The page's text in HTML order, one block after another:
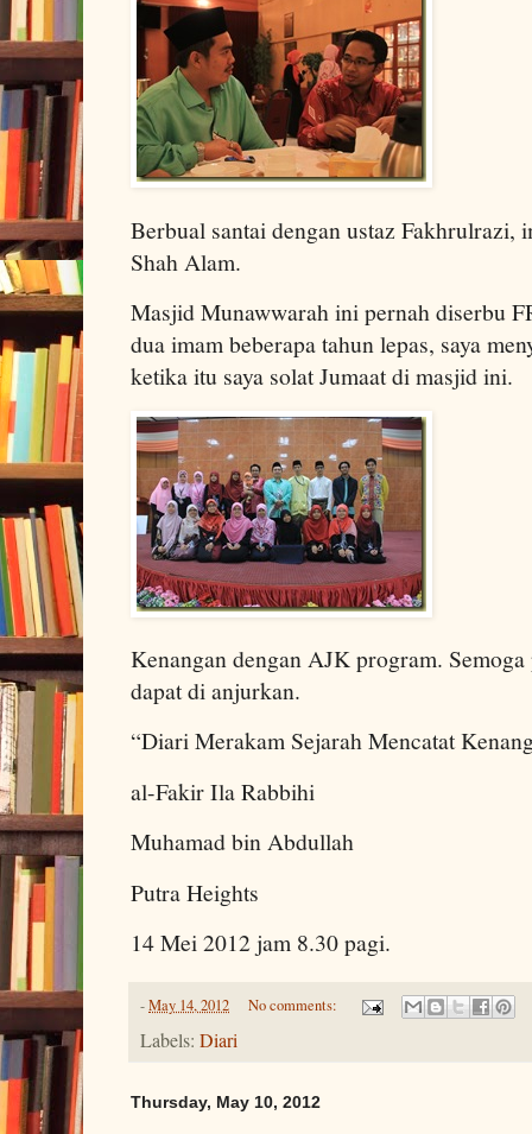
Berbual santai dengan ustaz Fakhrulrazi,
Shah Alam.
Masjid Munawwarah ini pernah diserbu
dua imam beberapa tahun lepas, saya
ketika itu saya solat Jumaat di masjid ini.
Kenangan dengan AJK program.
dapat di anjurkan.
“Diari Merakam Sejarah Mencatat
al-Fakir Ila Rabbihi
Muhamad bin Abdullah
Putra Heights
14 Mei 2012 jam 8.30 pagi.
-May 14, 2012 No comments:
Labels: Diari
Thursday, May 10, 2012